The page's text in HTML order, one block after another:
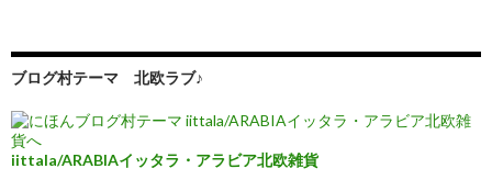
ブログ村テーマ 北欧ラブ♪
iittala/ARABIAイッタラ・アラビア北欧雑貨